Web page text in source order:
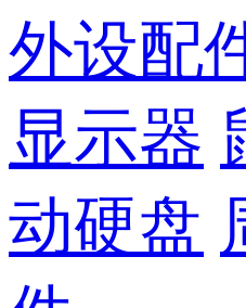
外设配
显示器
动硬盘